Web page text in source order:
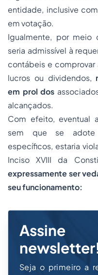
entidade, inclusive
em votação.
Igualmente, por meio
seria admissível à
contábeis e
lucros ou dividendos,
em prol dos
alcançados.
Com efeito, eventual
sem que se adote
específicos, estaria
Inciso XVIII da
expressamente ser
seu funcionamento:
Seja o primeiro a